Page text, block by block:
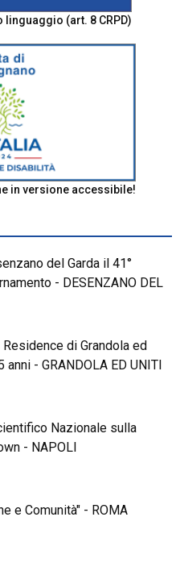
(art. 8 CRPD)
in versione accessibile!
del Garda il 41°
- DESENZANO DEL
di Grandola ed
anni - GRANDOLA ED UNITI
Nazionale sulla
- NAPOLI
e Comunità" - ROMA